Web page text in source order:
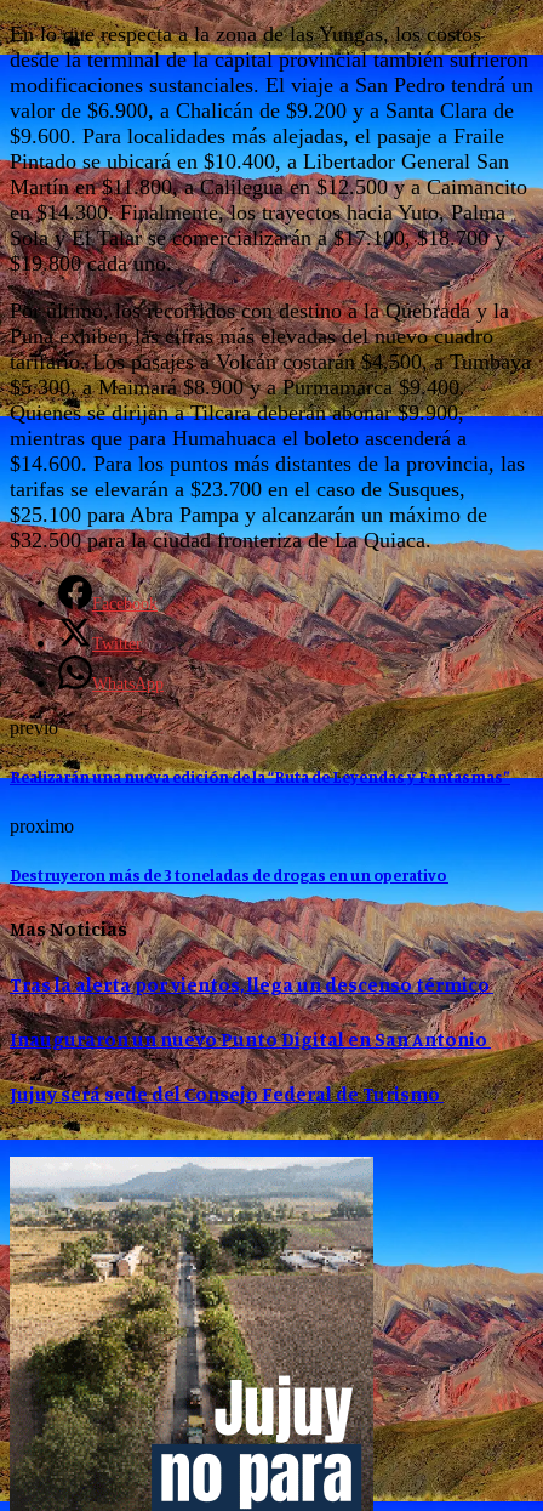
En lo que respecta a la zona de las Yungas, los costos
desde la terminal de la capital provincial también sufrieron
modificaciones sustanciales. El viaje a San Pedro tendrá un
valor de $6.900, a Chalicán de $9.200 y a Santa Clara de
$9.600. Para localidades más alejadas, el pasaje a Fraile
Pintado se ubicará en $10.400, a Libertador General San
Martín en $11.800, a Calilegua en $12.500 y a Caimancito
en $14.300. Finalmente, los trayectos hacia Yuto, Palma
Sola y El Talar se comercializarán a $17.100, $18.700 y
$19.800 cada uno.
Por último, los recorridos con destino a la Quebrada y la
Puna exhiben las cifras más elevadas del nuevo cuadro
tarifario. Los pasajes a Volcán costarán $4.500, a Tumbaya
$5.300, a Maimará $8.900 y a Purmamarca $9.400.
Quienes se dirijan a Tilcara deberán abonar $9.900,
mientras que para Humahuaca el boleto ascenderá a
$14.600. Para los puntos más distantes de la provincia, las
tarifas se elevarán a $23.700 en el caso de Susques,
$25.100 para Abra Pampa y alcanzarán un máximo de
$32.500 para la ciudad fronteriza de La Quiaca.
Facebook
Twitter
WhatsApp
previo
Realizarán una nueva edición de la “Ruta de Leyendas y Fantasmas”
proximo
Destruyeron más de 3 toneladas de drogas en un operativo
Mas Noticias
Tras la alerta por vientos, llega un descenso térmico
Inauguraron un nuevo Punto Digital en San Antonio
Jujuy será sede del Consejo Federal de Turismo